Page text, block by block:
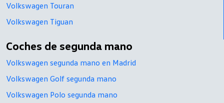
Volkswagen Touran
Volkswagen Tiguan
Coches de segunda mano
Volkswagen segunda mano en Madrid
Volkswagen Golf segunda mano
Volkswagen Polo segunda mano